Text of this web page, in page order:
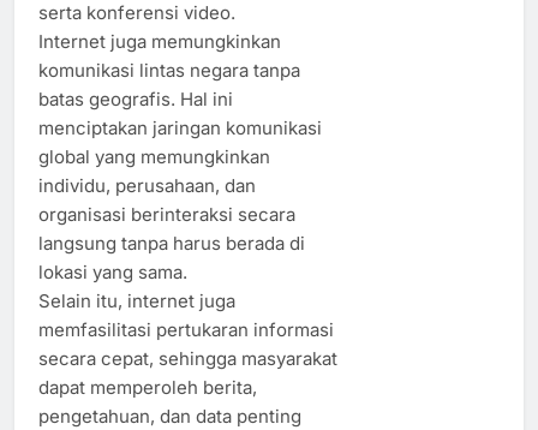
serta konferensi video.
Internet juga memungkinkan
komunikasi lintas negara tanpa
batas geografis. Hal ini
menciptakan jaringan komunikasi
global yang memungkinkan
individu, perusahaan, dan
organisasi berinteraksi secara
langsung tanpa harus berada di
lokasi yang sama.
Selain itu, internet juga
memfasilitasi pertukaran informasi
secara cepat, sehingga masyarakat
dapat memperoleh berita,
pengetahuan, dan data penting